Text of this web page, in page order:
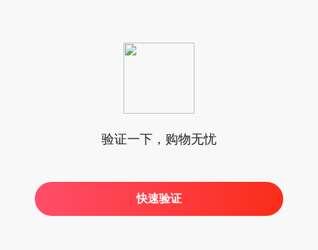
验证一下，购物无忧
快速验证